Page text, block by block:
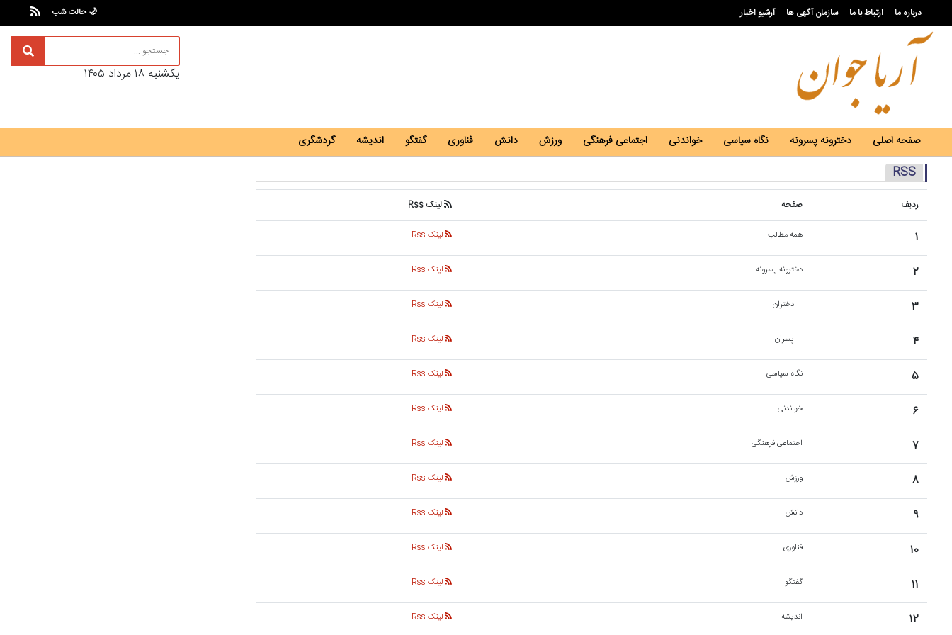
درباره ما ارتباط با ما سازمان آگهی ها آرشیو اخبار 🌙 حالت شب
يکشنبه ۱۸ مرداد ۱۴۰۵
صفحه اصلی دخترونه پسرونه نگاه سیاسی خواندنی اجتماعی فرهنگی ورزش دانش فناوری گفتگو اندیشه گردشگری
RSS
ردیف صفحه لینک Rss
۱ همه مطالب لینک Rss
۲ دخترونه پسرونه لینک Rss
۳ دختران لینک Rss
۴ پسران لینک Rss
۵ نگاه سیاسی لینک Rss
۶ خواندنی لینک Rss
۷ اجتماعی فرهنگی لینک Rss
۸ ورزش لینک Rss
۹ دانش لینک Rss
۱۰ فناوری لینک Rss
۱۱ گفتگو لینک Rss
۱۲ اندیشه لینک Rss